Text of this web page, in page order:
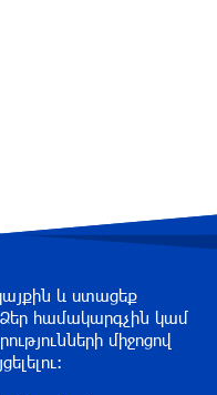
և ստացեք
Ձեր համակարգչին կամ
միջոցով